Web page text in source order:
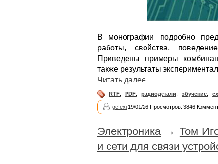
В монографии подробно
работы, свойства,
Приведены примеры
также результаты
Читать далее
RTF PDF радиодетали обучение
gefexi 19/01/26 Просмотров: 3846
Электроника→ Том
и сети для связи